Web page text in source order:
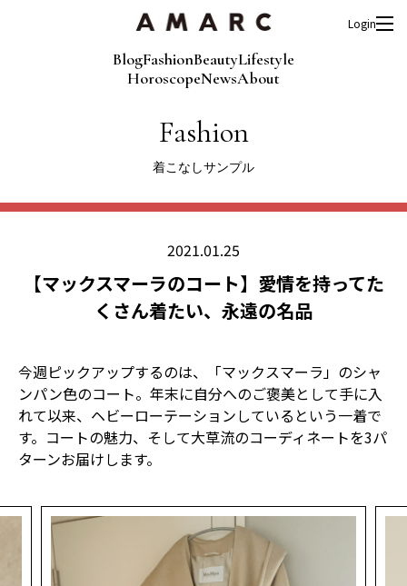
BlogFashionBeautyLifestyle
HoroscopeNewsAbout
Login
Fashion
着こなしサンプル
2021.01.25
【マックスマーラのコート】愛情を持ってた
くさん着たい、永遠の名品
今週ピックアップするのは、「マックスマーラ」のシャ
ンパン色のコート。年末に自分へのご褒美として手に入
れて以来、ヘビーローテーションしているという一着で
す。コートの魅力、そして大草流のコーディネートを3パ
ターンお届けします。